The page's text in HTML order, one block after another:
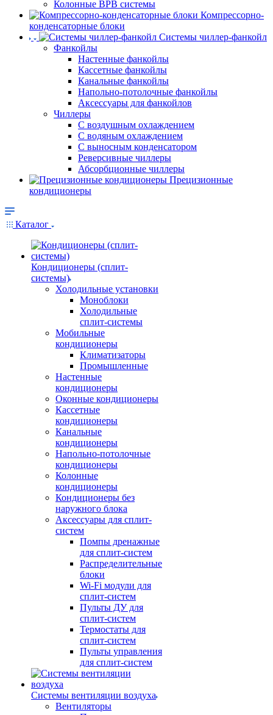
Колонные ВРВ системы
Компрессорно-
конденсаторные блоки
Системы чиллер-фанкойл
Фанкойлы
Настенные фанкойлы
Кассетные фанкойлы
Канальные фанкойлы
Напольно-потолочные фанкойлы
Аксессуары для фанкойлов
Чиллеры
С воздушным охлаждением
С водяным охлаждением
С выносным конденсатором
Реверсивные чиллеры
Абсорбционные чиллеры
Прецизионные
кондиционеры
Каталог
Кондиционеры (сплит-
системы)
Холодильные установки
Моноблоки
Холодильные
сплит-системы
Мобильные
кондиционеры
Климатизаторы
Промышленные
Настенные
кондиционеры
Оконные кондиционеры
Кассетные
кондиционеры
Канальные
кондиционеры
Напольно-потолочные
кондиционеры
Колонные
кондиционеры
Кондиционеры без
наружного блока
Аксессуары для сплит-
систем
Помпы дренажные
для сплит-систем
Распределительные
блоки
Wi-Fi модули для
сплит-систем
Пульты ДУ для
сплит-систем
Термостаты для
сплит-систем
Пульты управления
для сплит-систем
Системы вентиляции воздуха
Вентиляторы